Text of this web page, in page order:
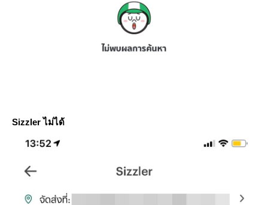
Sizzlerไม่ได้